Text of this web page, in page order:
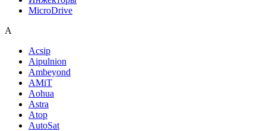
MicroDrive
A
Acsip
Aipulnion
Ambeyond
AMiT
Aohua
Astra
Atop
AutoSat